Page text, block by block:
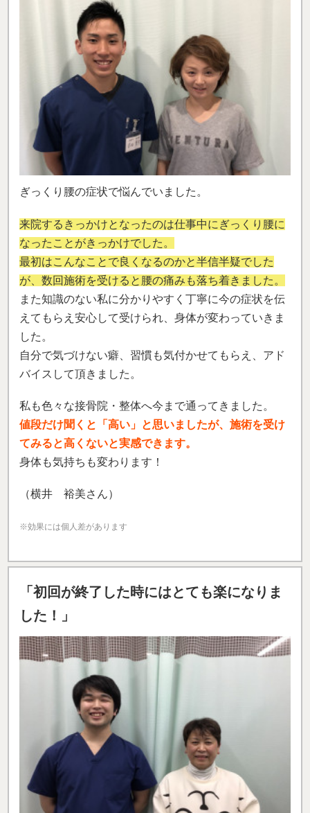
ぎっくり腰の症状で悩んでいました。
来院するきっかけとなったのは仕事中にぎっくり腰に
なったことがきっかけでした。
最初はこんなことで良くなるのかと半信半疑でした
が、数回施術を受けると腰の痛みも落ち着きました。
また知識のない私に分かりやすく丁寧に今の症状を伝
えてもらえ安心して受けられ、身体が変わっていきま
した。
自分で気づけない癖、習慣も気付かせてもらえ、アド
バイスして頂きました。
私も色々な接骨院・整体へ今まで通ってきました。
値段だけ聞くと「高い」と思いましたが、施術を受け
てみると高くないと実感できます。
身体も気持ちも変わります！
（横井 裕美さん）
※効果には個人差があります
「初回が終了した時にはとても楽になりま
した！
」